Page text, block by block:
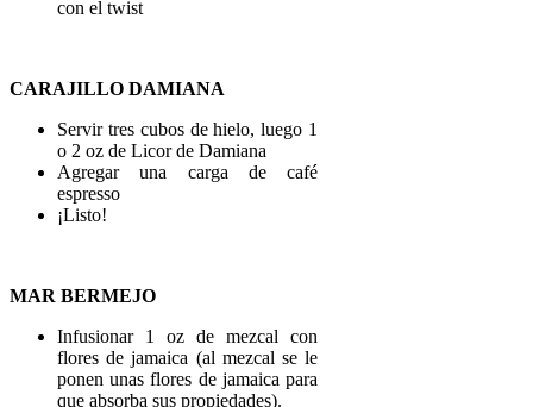
con el twist
CARAJILLO DAMIANA
Servir tres cubos de hielo, luego 1
o 2 oz de Licor de Damiana
Agregar una carga de café
espresso
¡Listo!
MAR BERMEJO
Infusionar 1 oz de mezcal con
flores de jamaica (al mezcal se le
ponen unas flores de jamaica para
que absorba sus propiedades).